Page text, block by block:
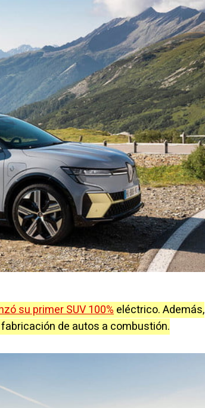
su primer SUV 100%eléctrico. Además,
de autos a combustión.